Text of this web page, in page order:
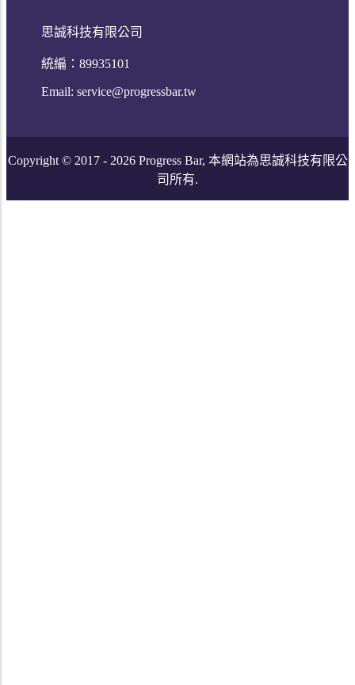
思誠科技有限公司
統編：89935101
Email: service@progressbar.tw
Copyright © 2017 - 2026Progress Bar, 本網站為思誠科技有限公
司所有.